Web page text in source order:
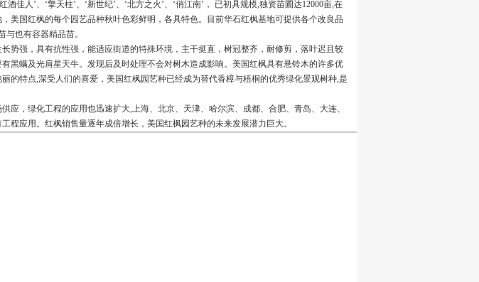
酒佳人’、‘擎天柱’、‘新世纪’、‘北方之火’、‘俏江南’， 已初具规模,独资苗圃达12000亩,在
美国红枫的每个园艺品种秋叶色彩鲜明，各具特色。目前华石红枫基地可提供各个改良品
与也有容器精品苗。
势强，具有抗性强，能适应街道的特殊环境，主干挺直，树冠整齐，耐修剪，落叶迟且较
黑螨及光肩星天牛。发现后及时处理不会对树木造成影响。美国红枫具有悬铃木的许多优
的特点,深受人们的喜爱，美国红枫园艺种已经成为替代香樟与梧桐的优秀绿化景观树种,是
应，绿化工程的应用也迅速扩大,上海、北京、天津、哈尔滨、成都、合肥、青岛、大连、
程应用。红枫销售量逐年成倍增长，美国红枫园艺种的未来发展潜力巨大。